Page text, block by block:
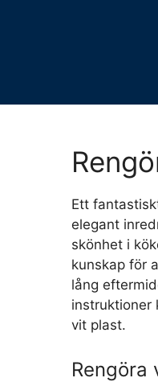
Ett
elegant
skönhet i
kunskap för
lång
instruktioner
vit plast.
Rengöra